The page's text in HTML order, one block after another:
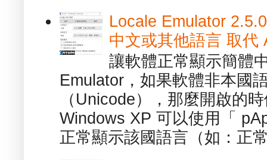
Locale Emulator
中文或其他語言 取代
讓軟體正常顯示簡體
Emulator，如果軟體非本國
（Unicode），那麼開啟的
Windows XP 可以使用「
正常顯示該國語言（如：正